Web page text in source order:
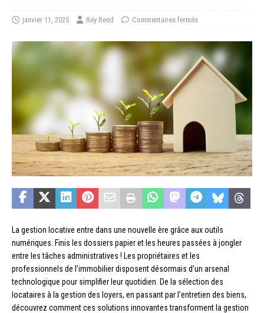
janvier 11, 2025 Rey Reed Commentaires fermés
La gestion locative entre dans une nouvelle ère grâce aux outils
numériques. Finis les dossiers papier et les heures passées à jongler
entre les tâches administratives ! Les propriétaires et les
professionnels de l’immobilier disposent désormais d’un arsenal
technologique pour simplifier leur quotidien. De la sélection des
locataires à la gestion des loyers, en passant par l’entretien des biens,
découvrez comment ces solutions innovantes transforment la gestion